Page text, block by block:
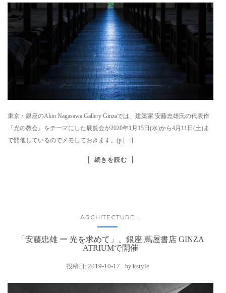
東京・銀座のAkio Nagasawa Gallery Ginzaでは、建築家 安藤忠雄氏の代表作
『光の教会』をテーマにした展覧会が2020年1月15日(水)から4月11日(土)ま
で開催しているのでメモしておきます。(p […]
続きを読む
ARCHITECTURE
「安藤忠雄 ー 光を求めて」、銀座 蔦屋書店 GINZA
ATRIUMで開催
投稿日: 2019-10-17 by kstyle